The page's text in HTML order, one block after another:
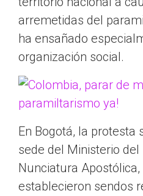
arremetidas del
ha ensañado
organización social.
En Bogotá, la protesta
sede del Ministerio del
Nunciatura Apostólica,
establecieron sendos